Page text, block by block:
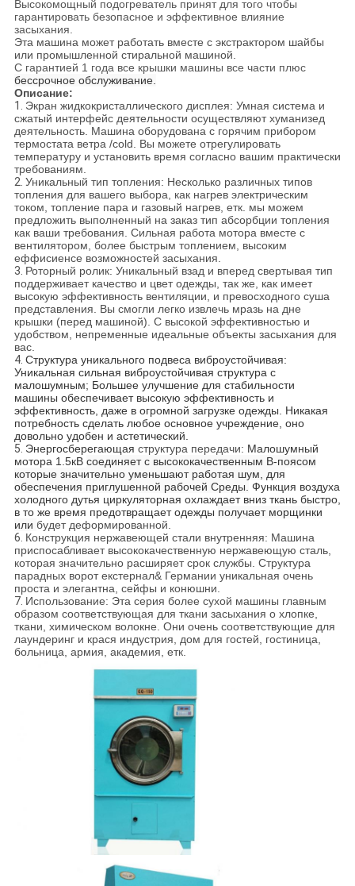
Высокомощный подогреватель принят для того чтобы
гарантировать безопасное и эффективное влияние
засыхания.
Эта машина может работать вместе с экстрактором шайбы
или промышленной стиральной машиной.
С гарантией 1 года все крышки машины все части плюс
бессрочное обслуживание.
Описание:
1. Экран жидкокристаллического дисплея: Умная система и
сжатый интерфейс деятельности осуществляют хуманизед
деятельность. Машина оборудована с горячим прибором
термостата ветра /cold. Вы можете отрегулировать
температуру и установить время согласно вашим практически
требованиям.
2. Уникальный тип топления: Несколько различных типов
топления для вашего выбора, как нагрев электрическим
током, топление пара и газовый нагрев, етк. мы можем
предложить выполненный на заказ тип абсорбции топления
как ваши требования. Сильная работа мотора вместе с
вентилятором, более быстрым топлением, высоким
еффисиенсе возможностей засыхания.
3. Роторный ролик: Уникальный взад и вперед свертывая тип
поддерживает качество и цвет одежды, так же, как имеет
высокую эффективность вентиляции, и превосходного суша
представления. Вы смогли легко извлечь мразь на дне
крышки (перед машиной). С высокой эффективностью и
удобством, непременные идеальные объекты засыхания для
вас.
4. Структура уникального подвеса виброустойчивая:
Уникальная сильная виброустойчивая структура с
малошумным; Большее улучшение для стабильности
машины обеспечивает высокую эффективность и
эффективность, даже в огромной загрузке одежды. Никакая
потребность сделать любое основное учреждение, оно
довольно удобен и астетический.
5. Энергосберегающая структура передачи: Малошумный
мотора 1.5кВ соединяет с высококачественным В-поясом
которые значительно уменьшают работая шум, для
обеспечения приглушенной рабочей Среды. Функция воздуха
холодного дутья циркуляторная охлаждает вниз ткань быстро,
в то же время предотвращает одежды получает морщинки
или будет деформированной.
6. Конструкция нержавеющей стали внутренняя: Машина
приспосабливает высококачественную нержавеющую сталь,
которая значительно расширяет срок службы. Структура
парадных ворот екстернал& Германии уникальная очень
проста и элегантна, сейфы и конюшни.
7. Использование: Эта серия более сухой машины главным
образом соответствующая для ткани засыхания о хлопке,
ткани, химическом волокне. Они очень соответствующие для
лаундеринг и крася индустрия, дом для гостей, гостиница,
больница, армия, академия, етк.